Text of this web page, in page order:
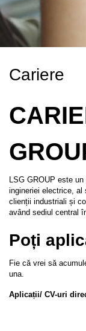
Cariere
LSG GROUP este
ingineriei electrice, al
clienții industriali și
având sediul central
Poți
Fie că vrei să
una.
Aplicații/ CV-uri